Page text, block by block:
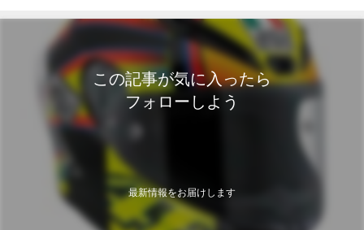
この記事が気に入ったら
フォローしよう
最新情報をお届けします